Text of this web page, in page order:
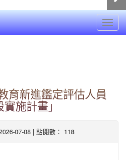
育新進鑑定評估人員
施計畫」
07-08 | 點閱數： 118